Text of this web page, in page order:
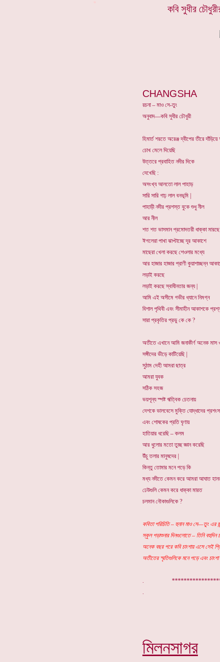
কবি সুধীর
CHANGSHA
রচনা – মাও সে-তুং
অনুবাদ—কবি সুধীর চৌধুরী
হিমার্ত শরতে অরেঞ্জ দ্বীপের তীরে
চোখ মেলে দিয়েছি
উত্তরে প্রবাহিত নদীর দিকে
দেখেছি :
অসংখ্য আলতো লাল পাহাড়
সারি সারি গাঢ় লাল বনভূমি |
পাহাড়ী নদীর প্রশস্ত বুকে শুধু নীল
আর নীল
শত শত ভাসমান প্রমোদতরী ধাক্কা মারছে
ঈগলেরা পাখা ঝাপ্টাচ্ছে দূর আকাশে
মাছেরা খেলা করছে শেওলার মধ্যে
আর হাজার হাজার প্রাণী কুয়াশাচ্ছন্ন
লড়াই করছে
লড়াই করছে স্বাধীনতার জন্য |
আমি এই অসীমে গভীর ধ্যানে নিমগ্ন
বিশাল পৃথিবী এবং সীমাহীন আকাশকে
সারা প্রকৃতির প্রভু কে কে ?
অতীতে এখানে আমি জনাকীর্ণ অনেক মাস
সঙ্গীদের ভীড়ে কাটিয়েছি |
সুঠাম দেহী আমরা ছাত্র
আমরা যুবক
সঠিক সহজ
ভয়শূন্য স্পষ্ট ঋত্বিক চেতনায়
দেশকে ভালবেসে মুক্তি যোদ্ধাদের
এবং শোষকের প্রতি ঘৃণায়
হাতিয়ার ধরেছি – কলম
আর ধুলোর মতো তুচ্ছ জ্ঞান করেছি
উঁচু তলার মানুষদের |
কিন্তু তোমার মনে পড়ে কি
মধ্য নদীতে কেমন করে আমরা আঘাত
ঢেউগুলি কেমন করে ধাক্কা মারত
চলমান নৌকাগুলিকে ?
কবিতা পরিচিতি – হুনান মাও সে—তুং এর
স্কুল পড়াশুনার দিনগুলোতে – তিনি বহুদিন
অনেক বছর পরে কবি চাংশায় এসে সেই
অতীতের স্মৃতিগুলিকে মনে পড়ে এবং
.
মিলনসাগর